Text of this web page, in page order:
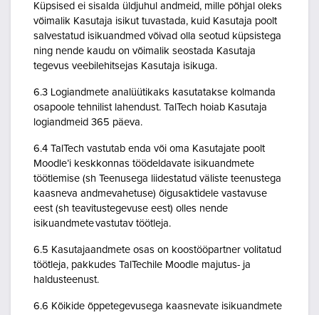
Küpsised ei sisalda üldjuhul andmeid, mille põhjal oleks
võimalik Kasutaja isikut tuvastada, kuid Kasutaja poolt
salvestatud isikuandmed võivad olla seotud küpsistega
ning nende kaudu on võimalik seostada Kasutaja
tegevus veebilehitsejas Kasutaja isikuga.
6.3 Logiandmete analüütikaks kasutatakse kolmanda
osapoole tehnilist lahendust. TalTech hoiab Kasutaja
logiandmeid 365 päeva.
6.4 TalTech vastutab enda või oma Kasutajate poolt
Moodle’i keskkonnas töödeldavate isikuandmete
töötlemise (sh Teenusega liidestatud väliste teenustega
kaasneva andmevahetuse) õigusaktidele vastavuse
eest (sh teavitustegevuse eest) olles nende
isikuandmete vastutav töötleja.
6.5 Kasutajaandmete osas on koostööpartner volitatud
töötleja, pakkudes TalTechile Moodle majutus- ja
haldusteenust.
6.6 Kõikide õppetegevusega kaasnevate isikuandmete